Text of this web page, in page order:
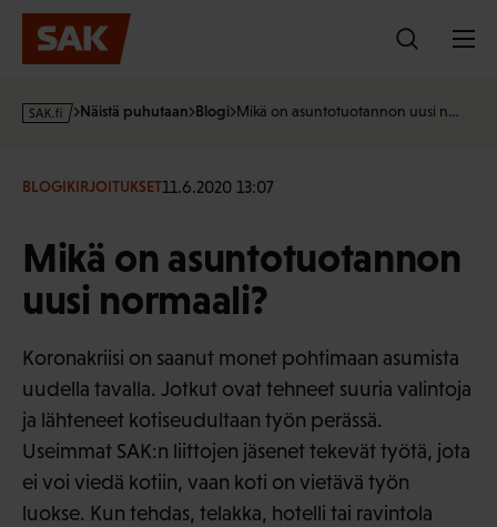
Hyppää
sisältöön
s
·
Näistä puhutaan Blogi Mikä on asuntotuotannon uusi n…
BLOGIKIRJOITUKSET11.6.2020 13:07
Mikä on asuntotuotannon
uusi normaali?
Koronakriisi on saanut monet pohtimaan asumista
uudella tavalla. Jotkut ovat tehneet suuria valintoja
ja lähteneet kotiseudultaan työn perässä.
Useimmat SAK:n liittojen jäsenet tekevät työtä, jota
ei voi viedä kotiin, vaan koti on vietävä työn
luokse. Kun tehdas, telakka, hotelli tai ravintola